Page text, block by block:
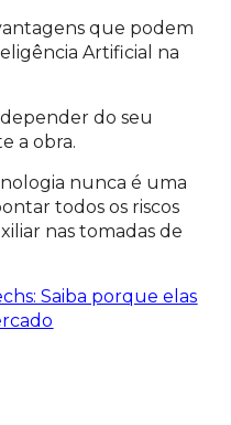
que podem
Artificial na
do seu
a obra.
nunca é uma
todos os riscos
nas tomadas de
Saiba porque elas